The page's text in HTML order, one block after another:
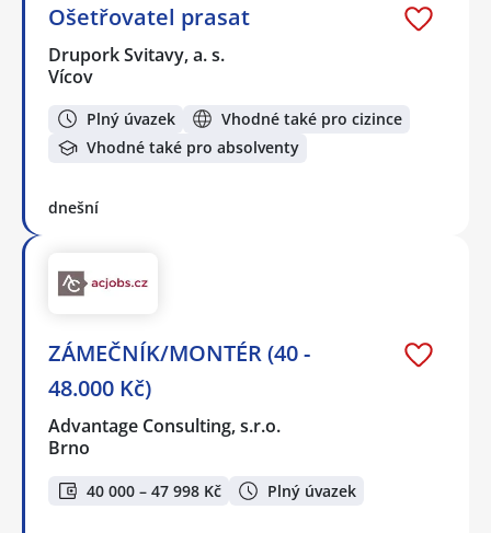
Ošetřovatel prasat
Drupork Svitavy, a. s.
Vícov
Plný úvazek
Vhodné také pro cizince
Vhodné také pro absolventy
dnešní
ZÁMEČNÍK/MONTÉR (40 -
48.000 Kč)
Advantage Consulting, s.r.o.
Brno
40 000 – 47 998 Kč Plný úvazek